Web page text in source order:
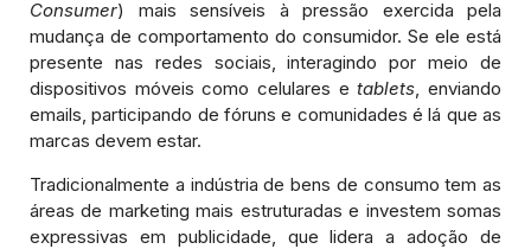
Consumer) mais sensíveis à pressão exercida pela
mudança de comportamento do consumidor. Se ele está
presente nas redes sociais, interagindo por meio de
dispositivos móveis como celulares etablets, enviando
emails, participando de fóruns e comunidades é lá que as
marcas devem estar.
Tradicionalmente a indústria de bens de consumo tem as
áreas de marketing mais estruturadas e investem somas
expressivas em publicidade, que lidera a adoção de